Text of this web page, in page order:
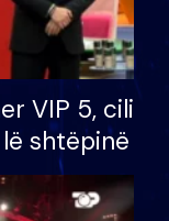
VIP 5, cili
shtëpinë